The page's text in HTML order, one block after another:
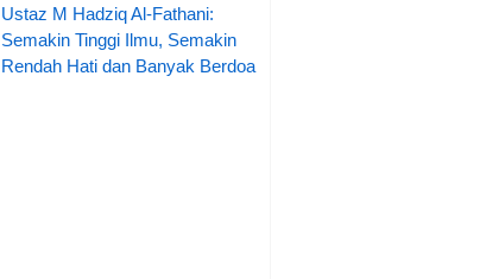
Ustaz M Hadziq Al-Fathani:
Semakin Tinggi Ilmu, Semakin
Rendah Hati dan Banyak Berdoa